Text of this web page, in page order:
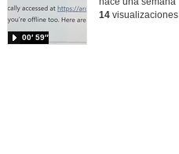
00′ 59″
14visualizaciones